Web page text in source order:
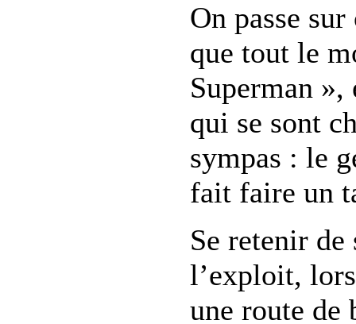
On passe
que tout le
Superman »,
qui se sont
sympas : le
fait faire un
Se retenir de
l’exploit,
une route de